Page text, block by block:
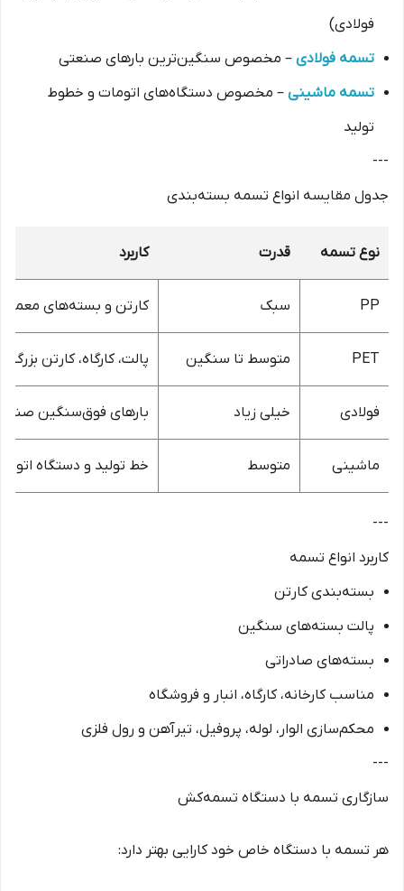
فولادی)
تسمه فولادی – مخصوص سنگین‌ترین بارهای صنعتی
تسمه ماشینی – مخصوص دستگاه‌های اتومات و خطوط
تولید
---
جدول مقایسه انواع تسمه بسته‌بندی
نوع تسمه قدرت کاربرد
PP سبک کارتن و بسته‌های
PET متوسط تا سنگین پالت، کارگاه، کارتن بزرگ
فولادی خیلی زیاد بارهای فوق‌سنگین
ماشینی متوسط خط تولید و دستگاه‌
---
کاربرد انواع تسمه
بسته‌بندی کارتن
پالت‌ بسته‌های سنگین
بسته‌های صادراتی
مناسب کارخانه، کارگاه، انبار و فروشگاه
محکم‌سازی الوار، لوله، پروفیل، تیرآهن و رول فلزی
---
سازگاری تسمه با دستگاه‌ تسمه‌کش
هر تسمه با دستگاه خاص خود کارایی بهتر دارد: